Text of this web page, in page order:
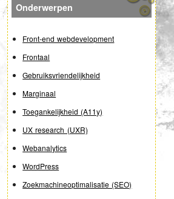
Onderwerpen
Front-end webdevelopment
Frontaal
Gebruiksvriendelijkheid
Marginaal
Toegankelijkheid (A11y)
UX research (UXR)
Webanalytics
WordPress
Zoekmachineoptimalisatie (SEO)